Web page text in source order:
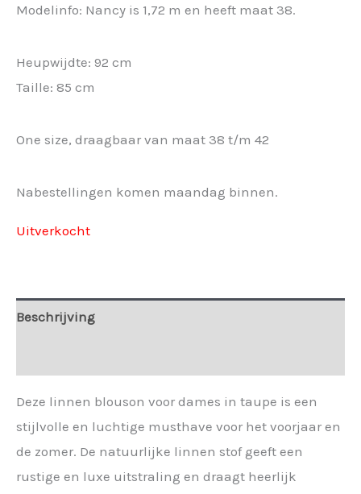
Modelinfo: Nancy is 1,72 m en heeft maat 38.
Heupwijdte: 92 cm
Taille: 85 cm
One size, draagbaar van maat 38 t/m 42
Nabestellingen komen maandag binnen.
Uitverkocht
Beschrijving
Deze linnen blouson voor dames in taupe is een
stijlvolle en luchtige musthave voor het voorjaar en
de zomer. De natuurlijke linnen stof geeft een
rustige en luxe uitstraling en draagt heerlijk